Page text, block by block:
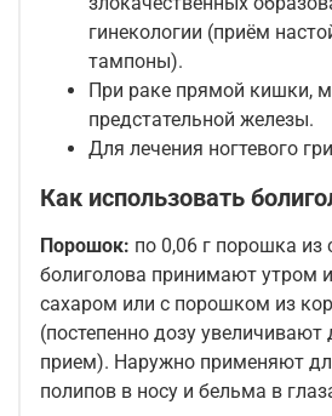
гинекологии (приём
тампоны).
При раке прямой кишки,
предстательной железы.
Для лечения ногтевого
Как использовать
Порошок: по 0,06 г порошка из
болиголова принимают утром
сахаром или с порошком из
(постепенно дозу увеличивают
прием). Наружно применяют
полипов в носу и бельма в